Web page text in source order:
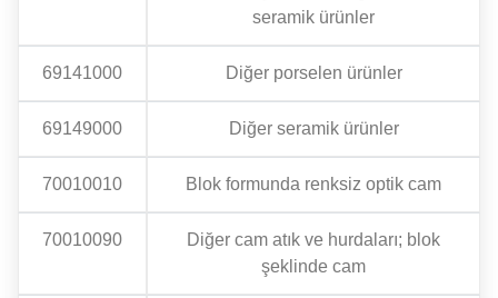
seramik ürünler
69141000 Diğer porselen ürünler
69149000 Diğer seramik ürünler
70010010 Blok formunda renksiz optik cam
70010090
Diğer cam atık ve hurdaları; blok
şeklinde cam